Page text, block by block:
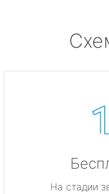
На стадии